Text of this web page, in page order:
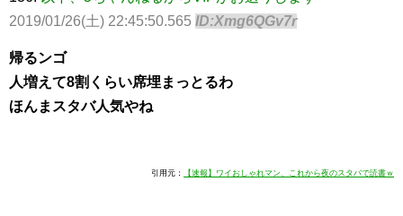
2019/01/26(土) 22:45:50.565 ID:Xmg6QGv7r
帰るンゴ
人増えて8割くらい席埋まっとるわ
ほんまスタバ人気やね
引用元： 【速報】ワイおしゃれマン、これから夜のスタバで読書ｗ